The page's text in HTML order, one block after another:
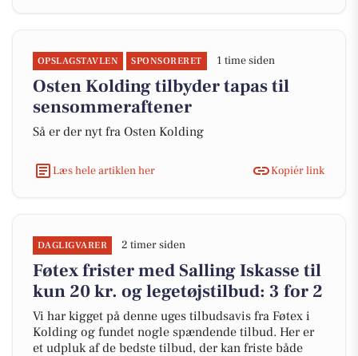
OPSLAGSTAVLEN SPONSORERET 1 time siden
Osten Kolding tilbyder tapas til
sensommeraftener
Så er der nyt fra Osten Kolding
Læs hele artiklen her Kopiér link
DAGLIGVARER 2 timer siden
Føtex frister med Salling Iskasse til
kun 20 kr. og legetøjstilbud: 3 for 2
Vi har kigget på denne uges tilbudsavis fra Føtex i
Kolding og fundet nogle spændende tilbud. Her er
et udpluk af de bedste tilbud, der kan friste både